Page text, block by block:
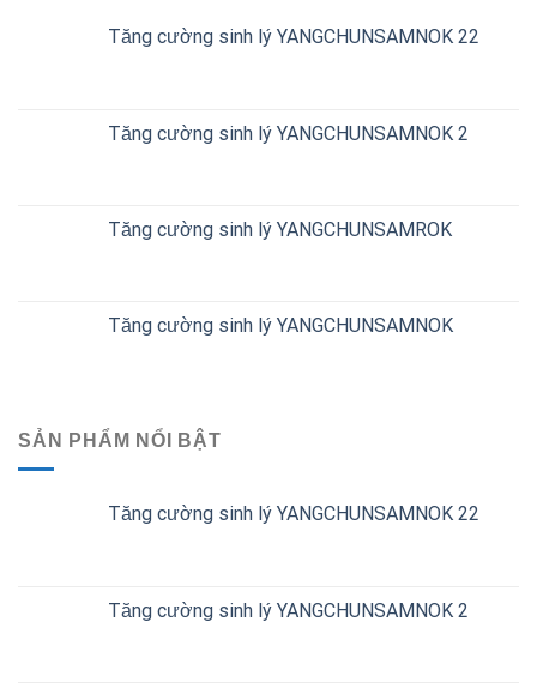
Tăng cường sinh lý YANGCHUNSAMNOK 22
Tăng cường sinh lý YANGCHUNSAMNOK 2
Tăng cường sinh lý YANGCHUNSAMROK
Tăng cường sinh lý YANGCHUNSAMNOK
SẢN PHẨM NỔI BẬT
Tăng cường sinh lý YANGCHUNSAMNOK 22
Tăng cường sinh lý YANGCHUNSAMNOK 2